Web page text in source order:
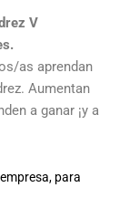
V
as aprendan
Aumentan
a ganar ¡y a
para